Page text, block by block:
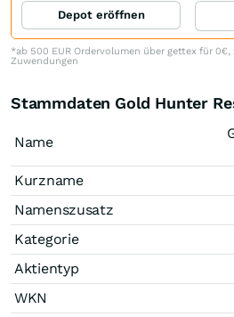
Depot eröffnen
*ab 500 EUR Ordervolumen über gettex für
Zuwendungen
Stammdaten Gold Hunter
Name
Kurzname
Namenszusatz
Kategorie
Aktientyp
WKN